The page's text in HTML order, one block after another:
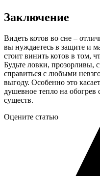
Заключение
Видеть котов во сне –
вы нуждаетесь в защите и
стоит винить котов в том,
Будьте ловки, прозорливы,
справиться с любыми
выгоду. Особенно это
душевное тепло на
существ.
Оцените статью